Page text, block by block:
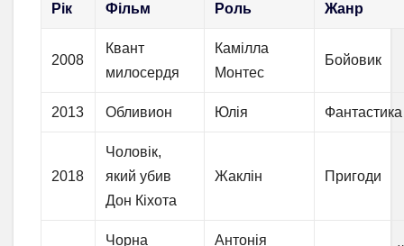
Рік Фільм Роль Жанр
2008
Квант
милосердя
Камілла
Монтес
Бойовик
2013 Обливион Юлія Фантастика
2018
Чоловік,
який убив
Дон Кіхота
Жаклін Пригоди
Чорна
Антонія